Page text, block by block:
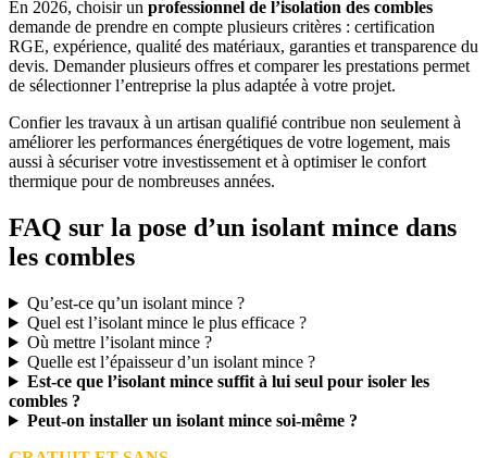
En 2026, choisir un professionnel de l’isolation des combles
demande de prendre en compte plusieurs critères : certification
RGE, expérience, qualité des matériaux, garanties et transparence du
devis. Demander plusieurs offres et comparer les prestations permet
de sélectionner l’entreprise la plus adaptée à votre projet.
Confier les travaux à un artisan qualifié contribue non seulement à
améliorer les performances énergétiques de votre logement, mais
aussi à sécuriser votre investissement et à optimiser le confort
thermique pour de nombreuses années.
FAQ sur la pose d’un isolant mince dans
les combles
Qu’est-ce qu’un isolant mince ?
Quel est l’isolant mince le plus efficace ?
Où mettre l’isolant mince ?
Quelle est l’épaisseur d’un isolant mince ?
Est-ce que l’isolant mince suffit à lui seul pour isoler les
combles ?
Peut-on installer un isolant mince soi-même ?